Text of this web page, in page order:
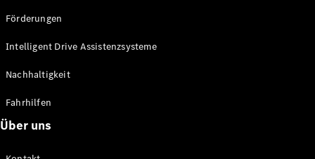
Driving
She's
Förderungen
Intelligent Drive Assistenzsysteme
Nachhaltigkeit
Fahrhilfen
Über uns